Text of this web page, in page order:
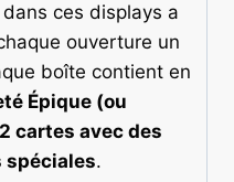
ces displays a
ouverture un
boîte contient en
Épique (ou
cartes avec des
.